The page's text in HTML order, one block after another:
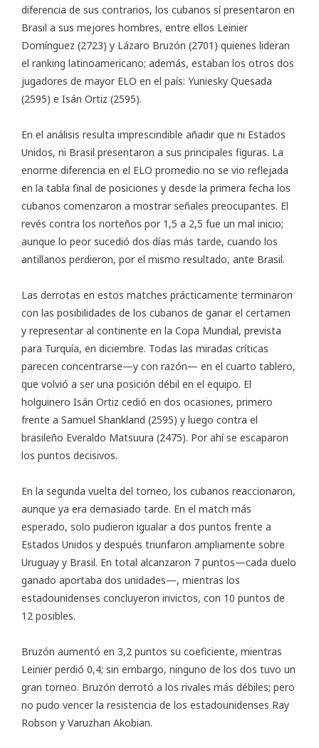
diferencia de sus contrarios, los cubanos sí presentaron en
Brasil a sus mejores hombres, entre ellos Leinier
Domínguez (2723) y Lázaro Bruzón (2701) quienes lideran
el ranking latinoamericano; además, estaban los otros dos
jugadores de mayor ELO en el país: Yuniesky Quesada
(2595) e Isán Ortiz (2595).
En el análisis resulta imprescindible añadir que ni Estados
Unidos, ni Brasil presentaron a sus principales figuras. La
enorme diferencia en el ELO promedio no se vio reflejada
en la tabla final de posiciones y desde la primera fecha los
cubanos comenzaron a mostrar señales preocupantes. El
revés contra los norteños por 1,5 a 2,5 fue un mal inicio;
aunque lo peor sucedió dos días más tarde, cuando los
antillanos perdieron, por el mismo resultado, ante Brasil.
Las derrotas en estos matches prácticamente terminaron
con las posibilidades de los cubanos de ganar el certamen
y representar al continente en la Copa Mundial, prevista
para Turquía, en diciembre. Todas las miradas críticas
parecen concentrarse—y con razón— en el cuarto tablero,
que volvió a ser una posición débil en el equipo. El
holguinero Isán Ortiz cedió en dos ocasiones, primero
frente a Samuel Shankland (2595) y luego contra el
brasileño Everaldo Matsuura (2475). Por ahí se escaparon
los puntos decisivos.
En la segunda vuelta del torneo, los cubanos reaccionaron,
aunque ya era demasiado tarde. En el match más
esperado, solo pudieron igualar a dos puntos frente a
Estados Unidos y después triunfaron ampliamente sobre
Uruguay y Brasil. En total alcanzaron 7 puntos—cada duelo
ganado aportaba dos unidades—, mientras los
estadounidenses concluyeron invictos, con 10 puntos de
12 posibles.
Bruzón aumentó en 3,2 puntos su coeficiente, mientras
Leinier perdió 0,4; sin embargo, ninguno de los dos tuvo un
gran torneo. Bruzón derrotó a los rivales más débiles; pero
no pudo vencer la resistencia de los estadounidenses Ray
Robson y Varuzhan Akobian.